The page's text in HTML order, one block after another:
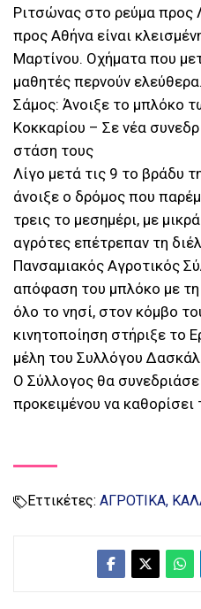
Ριτσώνας στο ρεύμα προς
προς Αθήνα είναι
Μαρτίνου. Οχήματα που
μαθητές περνούν ελεύθερα.
Σάμος: Άνοιξε το μπλόκο
Κοκκαρίου – Σε νέα
στάση τους
Λίγο μετά τις 9 το βράδυ
άνοιξε ο δρόμος που
τρεις το μεσημέρι, με
αγρότες επέτρεπαν τη
Πανσαμιακός Αγροτικός
απόφαση του μπλόκο με
όλο το νησί, στον κόμβο
κινητοποίηση στήριξε το
μέλη του Συλλόγου
Ο Σύλλογος θα
προκειμένου να
Εττικέτες: ΑΓΡΟΤΙΚΑ